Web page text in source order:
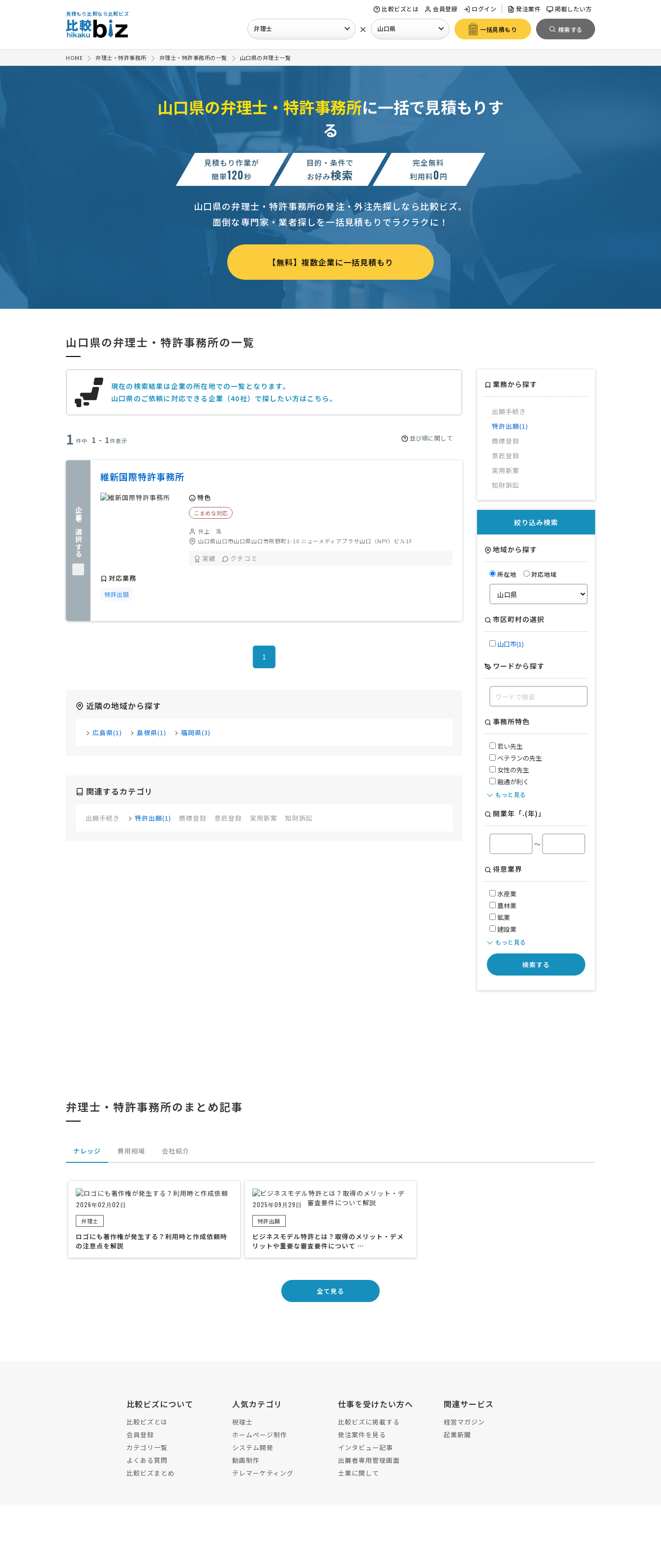
見積もり比較なら比較ビズ
比較ビズとは 会員登録 ログイン 発注案件 掲載したい方
弁理士 × 山口県 一括見積もり 検索する
HOME 弁理士・特許事務所 弁理士・特許事務所の一覧 山口県の弁理士一覧
山口県の弁理士・特許事務所に一括で見積もりす
る
見積もり作業が
簡単120秒
目的・条件で
お好み検索
完全無料
利用料0円
山口県の弁理士・特許事務所の発注・外注先探しなら比較ビズ。
面倒な専門家・業者探しを一括見積もりでラクラクに！
【無料】複数企業に一括見積もり
山口県の弁理士・特許事務所の一覧
現在の検索結果は企業の所在地での一覧となります。
山口県のご依頼に対応できる企業（40社）で探したい方はこちら。
1 件中 1 - 1件表示 並び順に関して
企業を選択する
維新国際特許事務所
特色
こまめな対応
井上 浩
山口県山口市山口県山口市熊野町1-10 ニューメディアプラザ山口（NPY）ビル1F
実績 クチコミ
対応業務
特許出願
1
近隣の地域から探す
広島県(1) 島根県(1) 福岡県(3)
関連するカテゴリ
出願手続き 特許出願(1) 商標登録 意匠登録 実用新案 知財訴訟
業務から探す
出願手続き
特許出願(1)
商標登録
意匠登録
実用新案
知財訴訟
絞り込み検索
地域から探す
所在地 対応地域
市区町村の選択
山口市(1)
ワードから探す
事務所特色
若い先生
ベテランの先生
女性の先生
融通が利く
もっと見る
開業年「.(年)」
～
得意業界
水産業
農林業
鉱業
建設業
もっと見る
検索する
弁理士・特許事務所のまとめ記事
ナレッジ 費用相場 会社紹介
2026年02月02日
弁理士
ロゴにも著作権が発生する？利用時と作成依頼時
の注意点を解説
2025年09月29日
特許出願
ビジネスモデル特許とは？取得のメリット・デメ
リットや重要な審査要件について …
全て見る
比較ビズについて
比較ビズとは
会員登録
カテゴリ一覧
よくある質問
比較ビズまとめ
人気カテゴリ
税理士
ホームページ制作
システム開発
動画制作
テレマーケティング
仕事を受けたい方へ
比較ビズに掲載する
発注案件を見る
インタビュー記事
出展者専用管理画面
士業に関して
関連サービス
経営マガジン
起業新聞